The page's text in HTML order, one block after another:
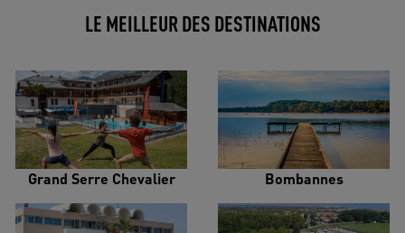
LE MEILLEUR DES DESTINATIONS
Grand Serre Chevalier Bombannes